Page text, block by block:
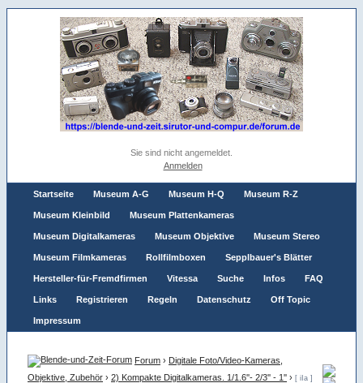
Sie sind nicht angemeldet.
Anmelden
Startseite Museum A-G Museum H-Q Museum R-Z
Museum Kleinbild Museum Plattenkameras
Museum Digitalkameras Museum Objektive Museum Stereo
Museum Filmkameras Rollfilmboxen Sepplbauer's Blätter
Hersteller-für-Fremdfirmen Vitessa Suche Infos FAQ
Links Registrieren Regeln Datenschutz Off Topic
Impressum
Forum › Digitale Foto/Video-Kameras,
Objektive, Zubehör › 2) Kompakte Digitalkameras. 1/1.6''- 2/3'' - 1'' › [ iIa ]